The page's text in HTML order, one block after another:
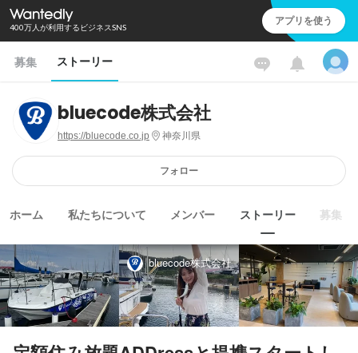
400万人が利用するビジネスSNS アプリを使う
募集 ストーリー
bluecode株式会社
https://bluecode.co.jp 神奈川県
フォロー
ホーム 私たちについて メンバー ストーリー 募集
bluecode株式会社